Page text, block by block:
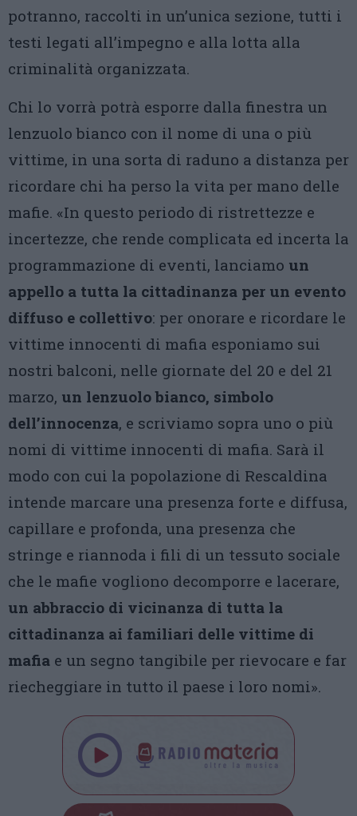
potranno, raccolti in un’unica sezione, tutti i
testi legati all’impegno e alla lotta alla
criminalità organizzata.
Chi lo vorrà potrà esporre dalla finestra un
lenzuolo bianco con il nome di una o più
vittime, in una sorta di raduno a distanza per
ricordare chi ha perso la vita per mano delle
mafie. «In questo periodo di ristrettezze e
incertezze, che rende complicata ed incerta la
programmazione di eventi, lanciamo un
appello a tutta la cittadinanza per un evento
diffuso e collettivo: per onorare e ricordare le
vittime innocenti di mafia esponiamo sui
nostri balconi, nelle giornate del 20 e del 21
marzo, un lenzuolo bianco, simbolo
dell’innocenza, e scriviamo sopra uno o più
nomi di vittime innocenti di mafia. Sarà il
modo con cui la popolazione di Rescaldina
intende marcare una presenza forte e diffusa,
capillare e profonda, una presenza che
stringe e riannoda i fili di un tessuto sociale
che le mafie vogliono decomporre e lacerare,
un abbraccio di vicinanza di tutta la
cittadinanza ai familiari delle vittime di
mafia e un segno tangibile per rievocare e far
riecheggiare in tutto il paese i loro nomi».